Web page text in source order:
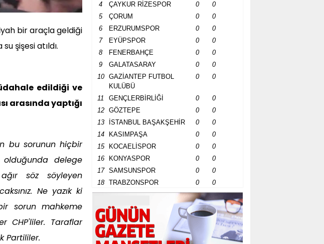
bir araçla geldiği
şişesi atıldı.
edildiği ve
arasında yaptığı
bu sorunun hiçbir
delege
söz söyleyen
Ne yazık ki
sorun mahkeme
CHP'liler. Taraflar
Partililer.
4 ÇAYKUR RİZESPOR 0
0
5
ÇORUM 0
0
6
ERZURUMSPOR 0
0
7
EYÜPSPOR 0
0
8
FENERBAHÇE 0
0
9
GALATASARAY 0
0
10
GAZİANTEP FUTBOL
KULÜBÜ
0 0
11 GENÇLERBİRLİĞİ 0
0
12
GÖZTEPE 0
0
13
İSTANBUL BAŞAKŞEHİR 0
0
14
KASIMPAŞA 0
0
15
KOCAELİSPOR 0
0
16
KONYASPOR 0
0
17
SAMSUNSPOR 0
0
18
TRABZONSPOR 0 0